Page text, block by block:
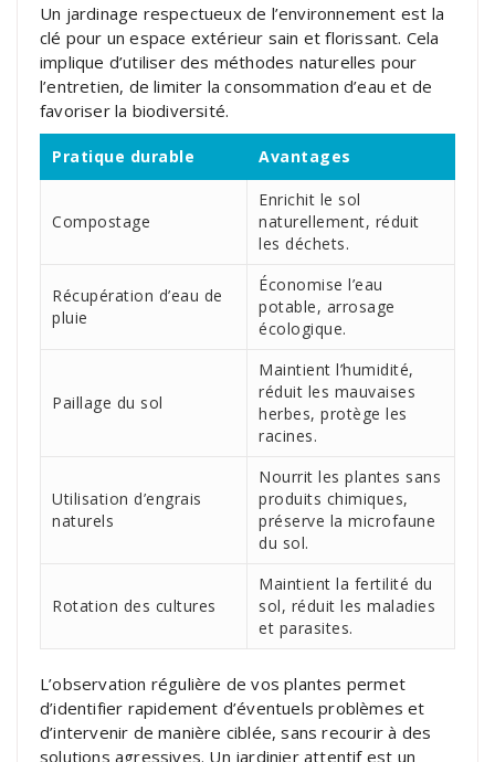
Un jardinage respectueux de l’environnement est la
clé pour un espace extérieur sain et florissant. Cela
implique d’utiliser des méthodes naturelles pour
l’entretien, de limiter la consommation d’eau et de
favoriser la biodiversité.
Pratique durable Avantages
Compostage
Enrichit le sol
naturellement, réduit
les déchets.
Récupération d’eau de
pluie
Économise l’eau
potable, arrosage
écologique.
Paillage du sol
Maintient l’humidité,
réduit les mauvaises
herbes, protège les
racines.
Utilisation d’engrais
naturels
Nourrit les plantes sans
produits chimiques,
préserve la microfaune
du sol.
Rotation des cultures
Maintient la fertilité du
sol, réduit les maladies
et parasites.
L’observation régulière de vos plantes permet
d’identifier rapidement d’éventuels problèmes et
d’intervenir de manière ciblée, sans recourir à des
solutions agressives. Un jardinier attentif est un